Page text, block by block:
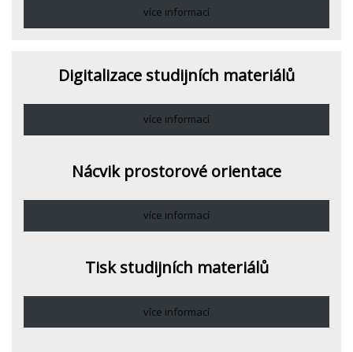
více informací
Digitalizace studijních materiálů
více informací
Nácvik prostorové orientace
více informací
Tisk studijních materiálů
více informací